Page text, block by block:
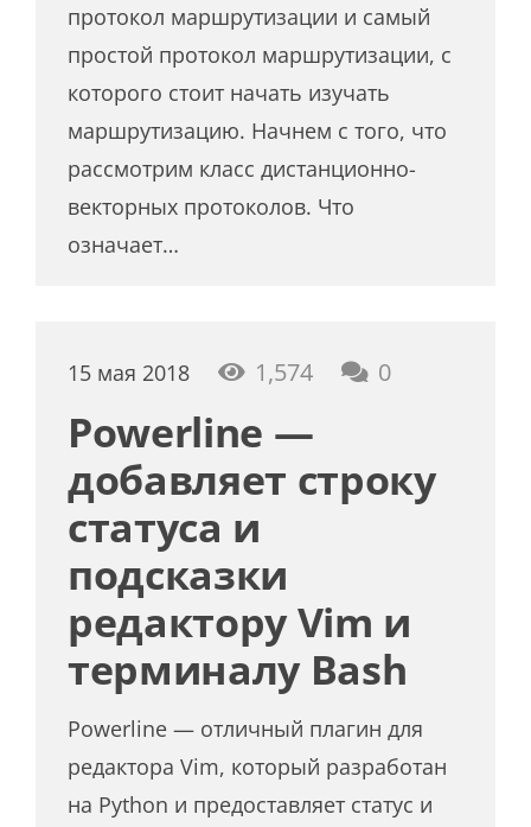
протокол маршрутизации и самый
простой протокол маршрутизации, с
которого стоит начать изучать
маршрутизацию. Начнем с того, что
рассмотрим класс дистанционно-
векторных протоколов. Что
означает…
15 мая 2018 1,574 0
Powerline —
добавляет строку
статуса и
подсказки
редактору Vim и
терминалу Bash
Powerline — отличный плагин для
редактора Vim, который разработан
на Python и предоставляет статус и